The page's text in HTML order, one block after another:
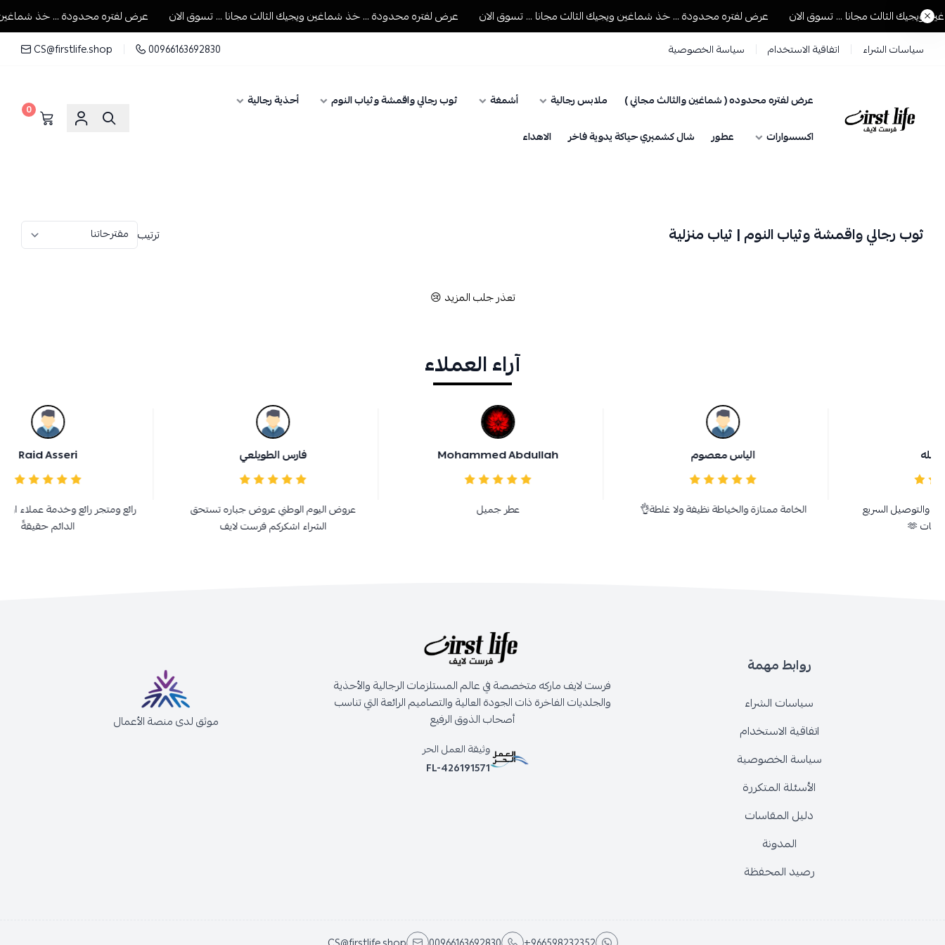
الثالث مجانا ... تسوق الان عرض لفتره محدودة ... خذ شماغين ويجيك الثالث مجانا ... تسوق الان عرض لفتره محدودة ... خذ شماغين ويجيك الثالث مجانا ... تسوق الان عرض لفتره محدودة ... خذ شماغين
سياسات الشراء اتفاقية الاستخدام سياسة الخصوصية 00966163692830
CS@firstlife.shop
فرست لايف للمستلزمات الرجالية
عرض لفتره محدوده ( شماغين والثالث مجاني ) ملابس رجالية أشمغة ثوب رجالي واقمشة وثياب النوم
أحذية رجالية
اكسسوارات
عطور شال كشميري حياكة يدوية فاخر الاهداء
0
ثوب رجالي واقمشة وثياب النوم | ثياب منزلية ترتيب
تعذر جلب المزيد 😢
آراء العملاء
الخامة ممتازة والخياطة نظيفة ولا غلطة👌
Mohammed Abdullah
عروض اليوم الوطني عروض جباره تستحق
الشراء اشكركم فرست لايف
رائع ومتجر رائع وخدمة عملاء اروع انا زبونهم
روابط مهمة
سياسات الشراء
اتفاقية الاستخدام
سياسة الخصوصية
الأسئلة المتكررة
دليل المقاسات
المدونة
رصيد المحفظة
فرست لايف ماركه متخصصة في عالم المستلزمات الرجالية والأحذية
والجلديات الفاخرة ذات الجودة العالية والتصاميم الرائعة التي تناسب
أصحاب الذوق الرفيع
وثيقة العمل الحر
FL-426191571
موثق لدى منصة الأعمال